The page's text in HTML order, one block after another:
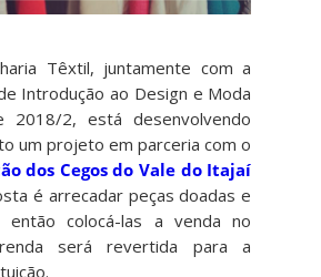
Têxtil, juntamente com a
Introdução ao Design e Moda
2018/2, está desenvolvendo
um projeto em parceria com o
dos Cegos do Vale do Itajaí
é arrecadar peças doadas e
então colocá-las a venda no
será revertida para a